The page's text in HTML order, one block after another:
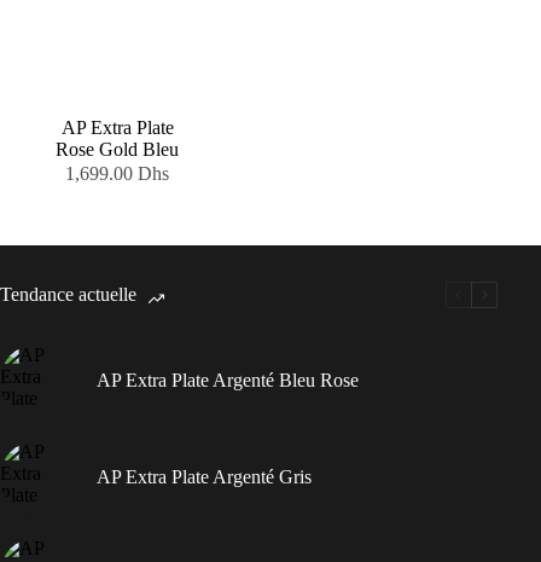
AP Extra Plate
Rose Gold Bleu
1,699.00Dhs
Tendance actuelle
AP Extra Plate Argenté Bleu Rose
AP Extra Plate Argenté Gris